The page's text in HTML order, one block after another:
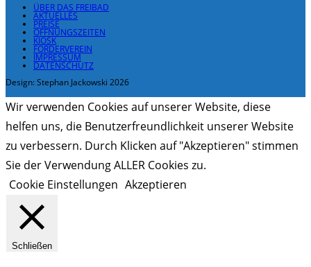
ÜBER DAS FREIBAD
AKTUELLES
PREISE
ÖFFNUNGSZEITEN
KIOSK
FÖRDERVEREIN
IMPRESSUM
DATENSCHUTZ
Design: Stephan Jackowski 2026
Wir verwenden Cookies auf unserer Website, diese
helfen uns, die Benutzerfreundlichkeit unserer Website
zu verbessern. Durch Klicken auf "Akzeptieren" stimmen
Sie der Verwendung ALLER Cookies zu.
Cookie Einstellungen Akzeptieren
Schließen